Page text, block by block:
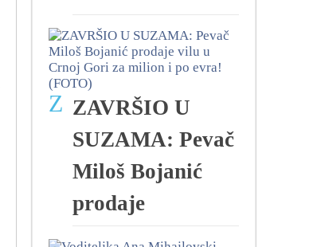
Z ZAVRŠIO U
SUZAMA: Pevač
Miloš Bojanić
prodaje